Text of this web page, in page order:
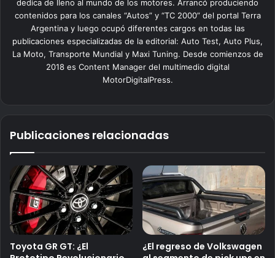
dedica de lleno al mundo de los motores. Arrancó produciendo
contenidos para los canales “Autos” y “TC 2000” del portal Terra
Argentina y luego ocupó diferentes cargos en todas las
publicaciones especializadas de la editorial: Auto Test, Auto Plus,
La Moto, Transporte Mundial y Maxi Tuning. Desde comienzos de
2018 es Content Manager del multimedio digital
MotorDigitalPress.
Publicaciones relacionadas
Toyota GR GT: ¿El
¿El regreso de Volkswagen